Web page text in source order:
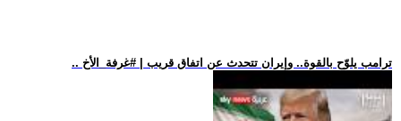
.. ترامب يلوّح بالقوة.. وإيران تتحدث عن اتفاق قريب | #غرفة_الأخ